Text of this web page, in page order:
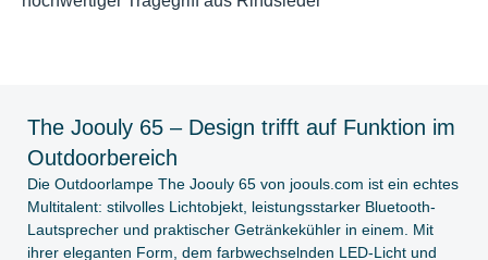
The Joouly 65 – Design trifft auf Funktion im
Outdoorbereich
Die Outdoorlampe The Joouly 65 von joouls.com ist ein echtes
Multitalent: stilvolles Lichtobjekt, leistungsstarker Bluetooth-
Lautsprecher und praktischer Getränkekühler in einem. Mit
ihrer eleganten Form, dem farbwechselnden LED-Licht und